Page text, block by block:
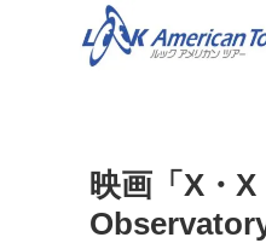
映画「X・